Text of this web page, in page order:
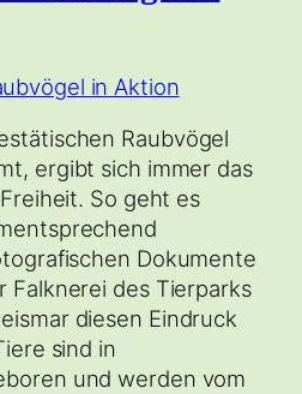
Raubvögel
ergibt sich immer das
So geht es
Dokumente
Falknerei des Tierparks
diesen Eindruck
sind in
und werden vom